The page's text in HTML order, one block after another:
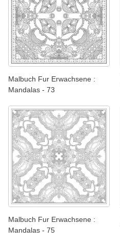
Malbuch Fur Erwachsene :
Mandalas - 73
Malbuch Fur Erwachsene :
Mandalas - 75